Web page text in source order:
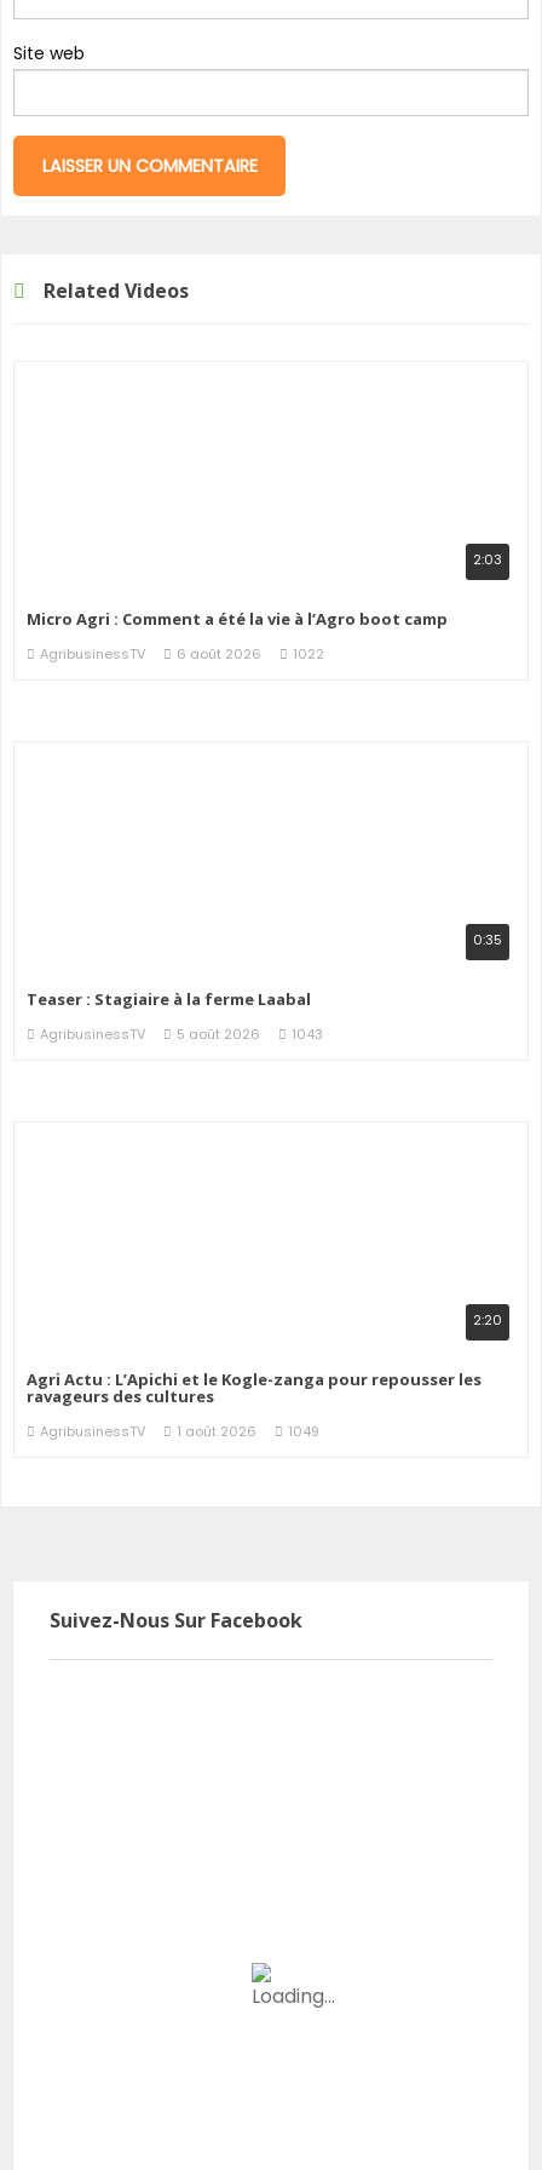
Site web
Related Videos
2:03
Micro Agri : Comment a été la vie à l’Agro boot camp
AgribusinessTV 6 août 2026 1022
0:35
Teaser : Stagiaire à la ferme Laabal
AgribusinessTV 5 août 2026 1043
2:20
Agri Actu : L’Apichi et le Kogle-zanga pour repousser les
ravageurs des cultures
AgribusinessTV 1 août 2026 1049
Suivez-Nous Sur Facebook